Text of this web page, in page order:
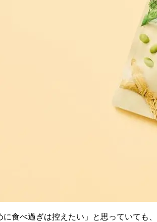
に食べ過ぎは控えたい」と思っていても、